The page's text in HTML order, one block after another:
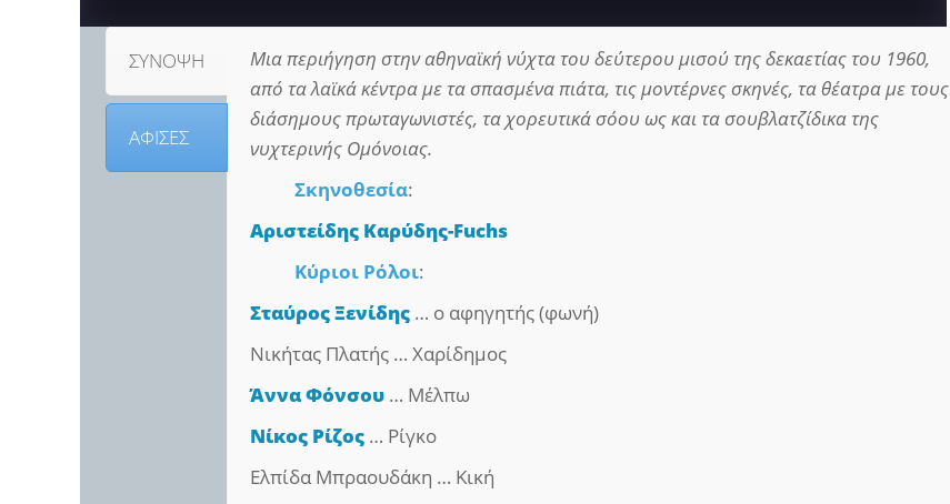
ΣΥΝΟΨΗ
ΑΦΙΣΕΣ
Μια περιήγηση στην αθηναϊκή νύχτα του δεύτερου μισού της δεκαετίας του 1960,
από τα λαϊκά κέντρα με τα σπασμένα πιάτα, τις μοντέρνες σκηνές, τα θέατρα με τους
διάσημους πρωταγωνιστές, τα χορευτικά σόου ως και τα σουβλατζίδικα της
νυχτερινής Ομόνοιας.
Σκηνοθεσία:
Αριστείδης Καρύδης-Fuchs
Κύριοι Ρόλοι:
Σταύρος Ξενίδης … ο αφηγητής (φωνή)
Νικήτας Πλατής … Χαρίδημος
Άννα Φόνσου … Μέλπω
Νίκος Ρίζος … Ρίγκο
Ελπίδα Μπραουδάκη … Κική